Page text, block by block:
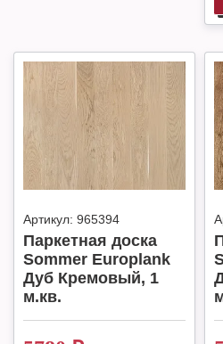
Артикул: 965394
Паркетная доска
Sommer Europlank
Дуб Кремовый, 1
м.кв.